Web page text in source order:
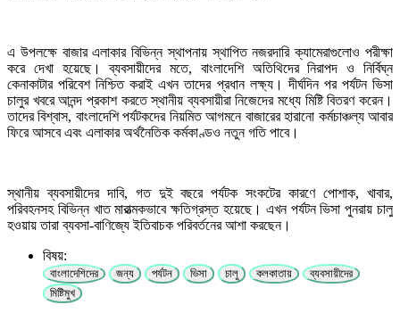
এ উপলক্ষে বাজার এলাকার বিভিন্ন স্থাপনায় স্থাপিত নজরদারি ক্যামেরাগুলোও পরীক্ষা
করে দেখা হয়েছে। ব্যবসায়ীদের মতে, বাংলাদেশি অতিথিদের নিরাপদ ও নির্বিঘ্ন
কেনাকাটার পরিবেশ নিশ্চিত করাই এখন তাদের প্রধান লক্ষ্য। দীর্ঘদিন পর পর্যটন ভিসা
চালুর খবরে আনন্দ প্রকাশ করতে স্থানীয় ব্যবসায়ীরা নিজেদের মধ্যে মিষ্টি বিতরণ করেন।
তাদের বিশ্বাস, বাংলাদেশি পর্যটকদের নিয়মিত আগমনে বাজারের হারানো কর্মচাঞ্চল্য আবার
ফিরে আসবে এবং এলাকার অর্থনৈতিক কর্মকাণ্ডও নতুন গতি পাবে।
স্থানীয় ব্যবসায়ীদের দাবি, গত দুই বছরে পর্যটক সংকটের কারণে পোশাক, খাবার,
পরিবহনসহ বিভিন্ন খাত মারাত্মকভাবে ক্ষতিগ্রস্ত হয়েছে। এখন পর্যটন ভিসা পুনরায় চালু
হওয়ায় তারা ব্যবসা-বাণিজ্যে ইতিবাচক পরিবর্তনের আশা করছেন।
বিষয়:
বাংলাদেশিদের জন্য পর্যটন ভিসা চালু কলকাতায়
ব্যবসায়ীদের
মিষ্টিমুখ